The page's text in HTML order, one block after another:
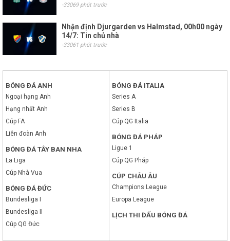
-33069 phút trước
Nhận định Djurgarden vs Halmstad, 00h00 ngày
14/7: Tin chủ nhà
-33061 phút trước
BÓNG ĐÁ ANH
Ngoại hạng Anh
Hạng nhất Anh
Cúp FA
Liên đoàn Anh
BÓNG ĐÁ TÂY BAN NHA
La Liga
Cúp Nhà Vua
BÓNG ĐÁ ĐỨC
Bundesliga I
Bundesliga II
Cúp QG Đức
BÓNG ĐÁ ITALIA
Series A
Series B
Cúp QG Italia
BÓNG ĐÁ PHÁP
Ligue 1
Cúp QG Pháp
CÚP CHÂU ÂU
Champions League
Europa League
LỊCH THI ĐẤU BÓNG ĐÁ